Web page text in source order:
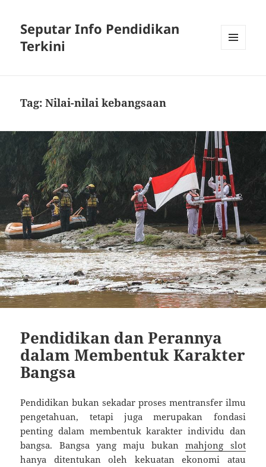
Seputar Info Pendidikan
Terkini
Tag:Nilai-nilai kebangsaan
Pendidikan dan Perannya
dalam Membentuk Karakter
Bangsa
Pendidikan bukan sekadar proses mentransfer ilmu
pengetahuan, tetapi juga merupakan fondasi
penting dalam membentuk karakter individu dan
bangsa. Bangsa yang maju bukanmahjong slot
hanya ditentukan oleh kekuatan ekonomi atau